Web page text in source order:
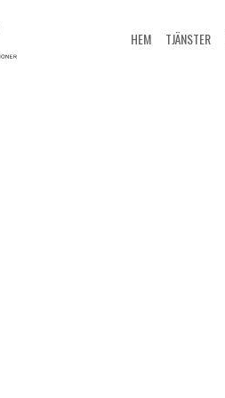
HEM TJÄNSTER